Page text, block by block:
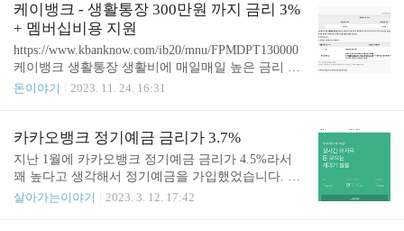
제공하는 통장 www.kebhana.com 한시적이긴 하지만
가입일(통장 개설일)로부터 1년 이내에 연 2.9% 금리
와 2024.03.01 이내 가입한 경우 가입일로부터 1년 이
내에 이벤트 특별금리 연 1.00% 에 기본금리 연 0.1
0% 해서 최대 4.0% 금리를 받을 수 있습니다. 제 계
좌정보를 보니 2023.01.25에 가입했었네요. 개설일로
케이뱅크 - 생활통장 300만원 까지 금리 3%
+ 멤버십비용 지원
https://www.kbanknow.com/ib20/mnu/FPMDPT130000
케이뱅크 생활통장 생활비에 매일매일 높은 금리 ww
w.kbanknow.com 다른 잡다한 혜택들이 몇 가지 있지
박스 2%, 케이뱅크 플러스박스 2.3% 같은 파킹통장
들보다 금리가 높기 때문에 파킹통장에 넣을 돈 중 3
00만 원은 케이뱅크 생활통장에 넣어두면 꽤 괜찮은
비용 지원이 있는데 매달 1~15일에 할 수 있어서 조
돈이야기 2023. 11. 24. 16:31
카카오뱅크 정기예금 금리가 3.7%
지난 1월에 카카오뱅크 정기예금 금리가 4.5%라서
꽤 높다고 생각해서 정기예금을 가입했었습니다. 2
월에는 4%로 조금 아쉽긴 했지만 2월에도 정기예금
살아가는이야기 2023. 3. 12. 17:42